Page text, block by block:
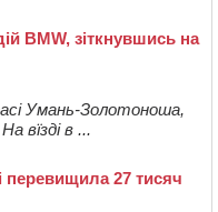
BMW, зіткнувшись на
Умань-Золотоноша,
вїзді в ...
перевищила 27 тисяч